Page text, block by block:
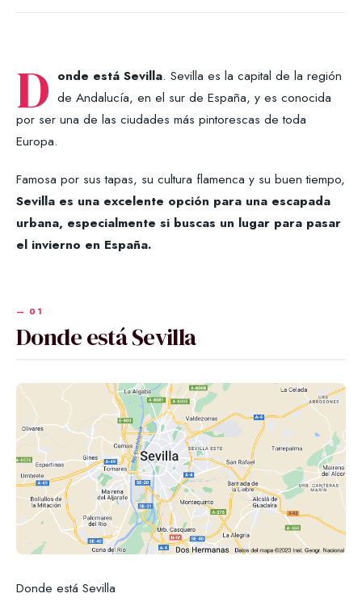
D onde está Sevilla. Sevilla es la capital de la región
de Andalucía, en el sur de España, y es conocida
por ser una de las ciudades más pintorescas de toda
Europa.
Famosa por sus tapas, su cultura flamenca y su buen tiempo,
Sevilla es una excelente opción para una escapada
urbana, especialmente si buscas un lugar para pasar
el invierno en España.
Donde está Sevilla
Donde está Sevilla